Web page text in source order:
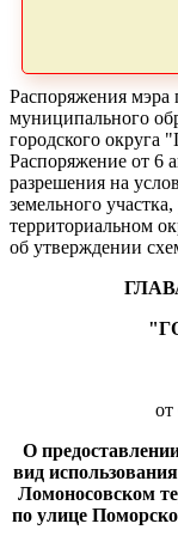
Распоряжения мэра
муниципального
городского округа
Распоряжение от 6
разрешения на
земельного
территориальном
об утверждении
от
О
вид
Ломоносовском
по улице